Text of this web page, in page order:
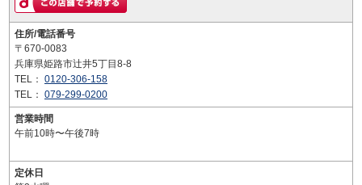
住所/電話番号
〒670-0083
兵庫県姫路市辻井5丁目8-8
TEL： 0120-306-158
TEL： 079-299-0200
営業時間
午前10時〜午後7時
定休日